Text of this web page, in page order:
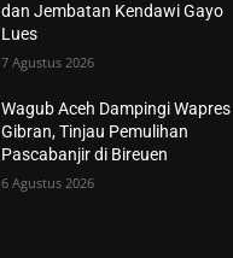
dan Jembatan Kendawi Gayo
Lues
7 Agustus 2026
Wagub Aceh Dampingi Wapres
Gibran, Tinjau Pemulihan
Pascabanjir di Bireuen
6 Agustus 2026